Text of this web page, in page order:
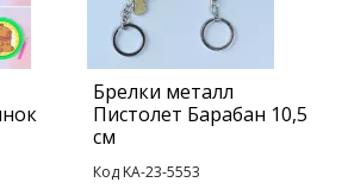
Брелки металл
Пистолет Барабан 10,5
см
Код KA-23-5553